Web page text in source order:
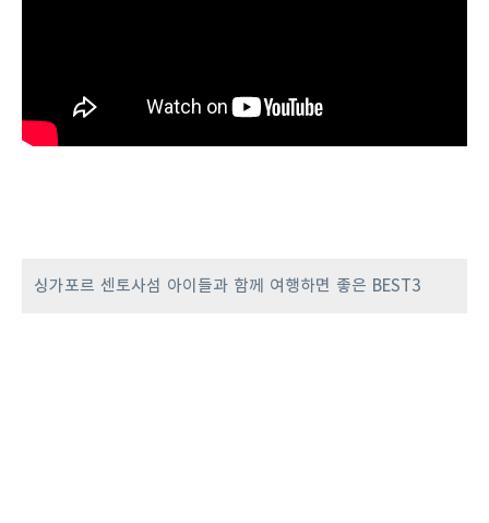
싱가포르 센토사섬 아이들과 함께 여행하면 좋은 BEST3